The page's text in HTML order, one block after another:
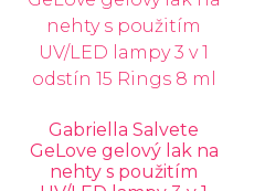
Gabriella Salvete
GeLove gelový lak na
nehty s použitím